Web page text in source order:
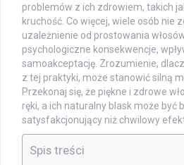
problemów z ich zdrowiem, takich
kruchość. Co więcej, wiele osób nie
uzależnienie od prostowania
psychologiczne konsekwencje,
samoakceptację. Zrozumienie,
z tej praktyki, może stanowić silną
Przekonaj się, że piękne i zdrowe
ręki, a ich naturalny blask może być
satysfakcjonujący niż chwilowy
Spis treści